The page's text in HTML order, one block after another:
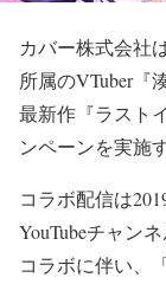
カバー株式会社
所属のVTuber『
最新作『ラスト
ンペーンを実施
コラボ配信は
YouTubeチャン
コラボに伴い、